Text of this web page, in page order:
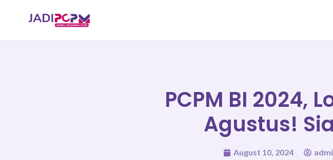
PCPM BI 2024,
Agustus!
August 10, 2024